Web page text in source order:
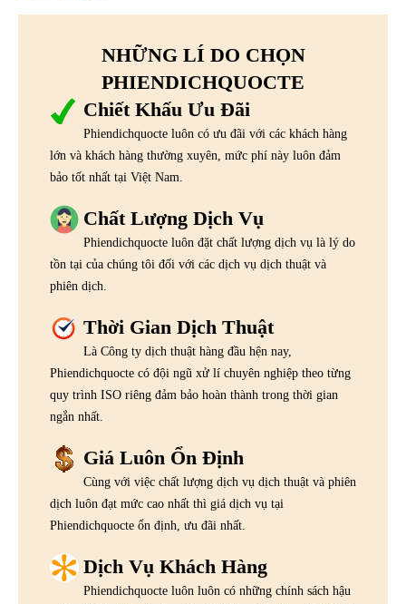
NHỮNG LÍ DO CHỌN
PHIENDICHQUOCTE
Chiết Khấu Ưu Đãi
Phiendichquocte luôn có ưu đãi với các khách hàng
lớn và khách hàng thường xuyên, mức phí này luôn đảm
bảo tốt nhất tại Việt Nam.
Chất Lượng Dịch Vụ
Phiendichquocte luôn đặt chất lượng dịch vụ là lý do
tồn tại của chúng tôi đối với các dịch vụ dịch thuật và
phiên dịch.
Thời Gian Dịch Thuật
Là Công ty dịch thuật hàng đầu hện nay,
Phiendichquocte có đội ngũ xử lí chuyên nghiệp theo từng
quy trình ISO riêng đảm bảo hoàn thành trong thời gian
ngắn nhất.
Giá Luôn Ổn Định
Cùng với việc chất lượng dịch vụ dịch thuật và phiên
dịch luôn đạt mức cao nhất thì giá dịch vụ tại
Phiendichquocte ổn định, ưu đãi nhất.
Dịch Vụ Khách Hàng
Phiendichquocte luôn luôn có những chính sách hậu